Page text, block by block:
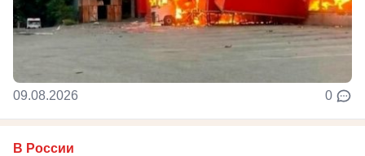
09.08.2026 0
В России